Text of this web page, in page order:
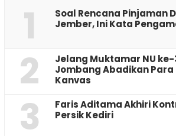
1
‎Soal Rencana Pinjaman
Jember, Ini Kata
2
Jelang Muktamar NU ke-
Jombang Abadikan
Kanvas
3
Faris Aditama Akhiri
Persik Kediri